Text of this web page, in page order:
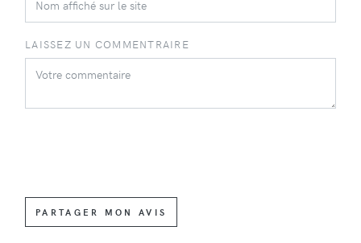
LAISSEZ UN COMMENTRAIRE
PARTAGER MON AVIS